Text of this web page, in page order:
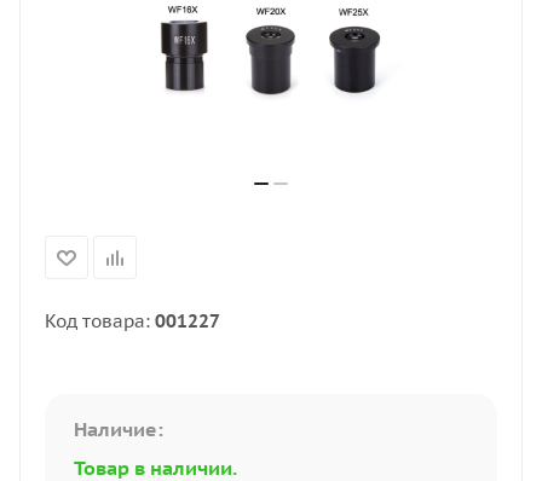
Код товара: 001227
Наличие:
Товар в наличии.